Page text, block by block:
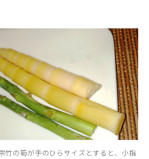
竹の筍が手のひらサイズとすると、小指